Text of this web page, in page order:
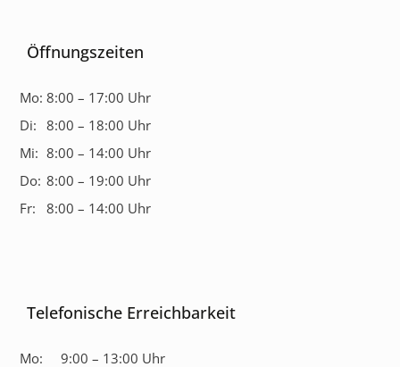
Öffnungszeiten
Mo: 8:00 – 17:00 Uhr
Di: 8:00 – 18:00 Uhr
Mi: 8:00 – 14:00 Uhr
Do: 8:00 – 19:00 Uhr
Fr:
8:00 – 14:00 Uhr
Telefonische Erreichbarkeit
Mo:
9:00 – 13:00 Uhr